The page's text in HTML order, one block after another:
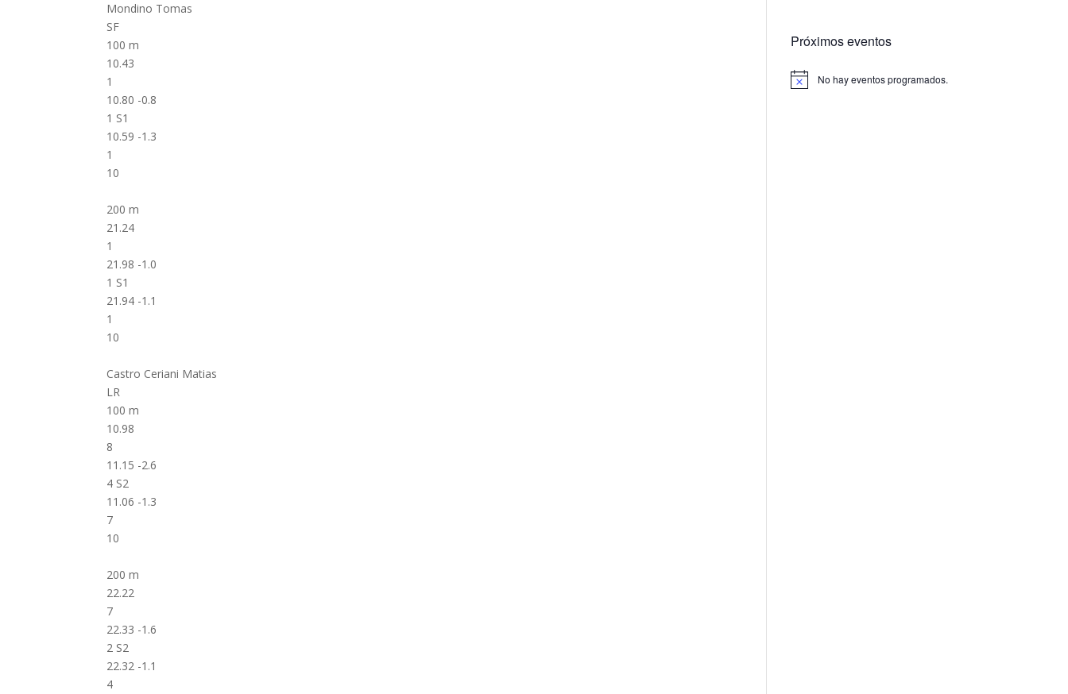
Mondino Tomas
SF
100 m
10.43
1
10.80 -0.8
1 S1
10.59 -1.3
1
10
200 m
21.24
1
21.98 -1.0
1 S1
21.94 -1.1
1
10
Castro Ceriani Matias
LR
100 m
10.98
8
11.15 -2.6
4 S2
11.06 -1.3
7
10
200 m
22.22
7
22.33 -1.6
2 S2
22.32 -1.1
4
Próximos eventos
No hay eventos programados.